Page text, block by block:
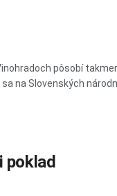
pôsobí
na Slovenských
poklad